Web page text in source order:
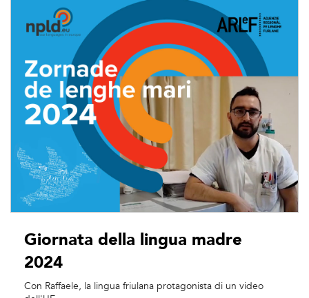
Giornata della lingua madre
2024
Con Raffaele, la lingua friulana protagonista di un video